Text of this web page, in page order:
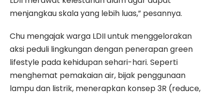
menjangkau skala yang lebih luas,” pesannya.
Chu mengajak warga LDII untuk menggelorakan
aksi peduli lingkungan dengan penerapan green
lifestyle pada kehidupan sehari-hari. Seperti
menghemat pemakaian air, bijak penggunaan
lampu dan listrik, menerapkan konsep 3R (reduce,